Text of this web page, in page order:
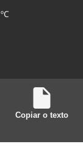
Copiar o texto